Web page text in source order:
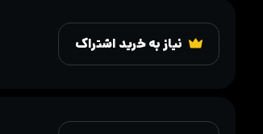
نیاز به خرید اشتراک